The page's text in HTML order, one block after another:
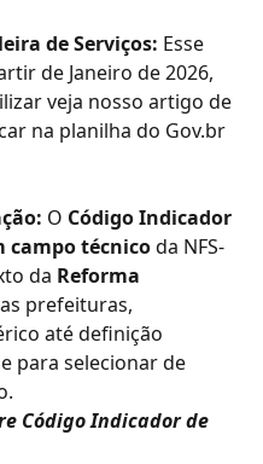
de Serviços: Esse
de Janeiro de 2026,
veja nosso artigo de
na planilha do Gov.br
O Código Indicador
campo técnico da NFS-
da Reforma
prefeituras,
até definição
para selecionar de
Código Indicador de